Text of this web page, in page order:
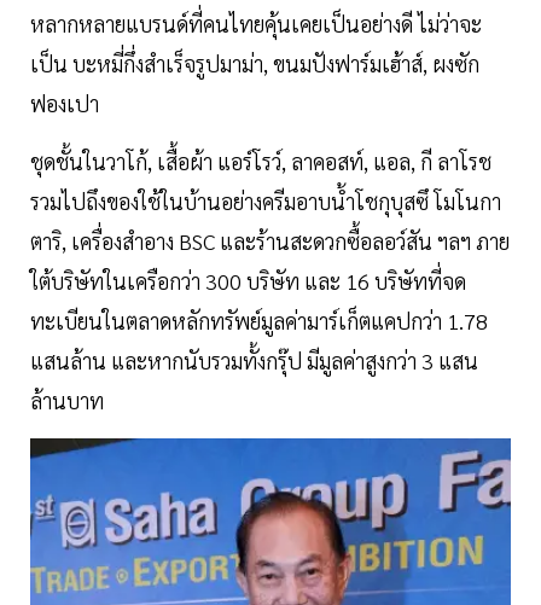
หลากหลายแบรนด์ที่คนไทยคุ้นเคยเป็นอย่างดี ไม่ว่าจะ
เป็น บะหมี่กึ่งสำเร็จรูปมาม่า, ขนมปังฟาร์มเฮ้าส์, ผงซัก
ฟองเปา
ชุดชั้นในวาโก้, เสื้อผ้า แอร์โรว์, ลาคอสท์, แอล, กี ลาโรช
รวมไปถึงของใช้ในบ้านอย่างครีมอาบน้ำโชกุบุสซึ โมโนกา
ตาริ, เครื่องสำอาง BSC และร้านสะดวกซื้อลอว์สัน ฯลฯ ภาย
ใต้บริษัทในเครือกว่า 300 บริษัท และ 16 บริษัทที่จด
ทะเบียนในตลาดหลักทรัพย์มูลค่ามาร์เก็ตแคปกว่า 1.78
แสนล้าน และหากนับรวมทั้งกรุ๊ป มีมูลค่าสูงกว่า 3 แสน
ล้านบาท